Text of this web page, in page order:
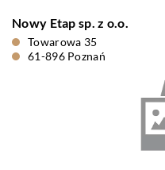
Nowy Etap sp. z o.o.
Towarowa 35
61-896 Poznań